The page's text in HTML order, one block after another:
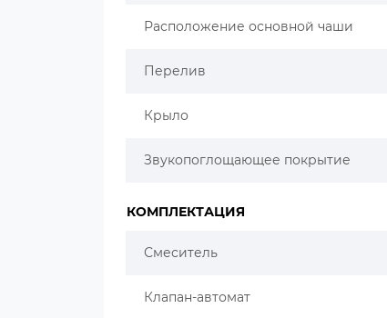
Расположение основной чаши
Перелив
Крыло
Звукопоглощающее покрытие
КОМПЛЕКТАЦИЯ
Смеситель
Клапан-автомат